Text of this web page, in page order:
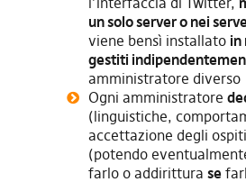
un solo server o nei
viene bensì installato in
gestiti
amministratore diverso
Ogni amministratore
(linguistiche,
accettazione degli
(potendo
farlo o addirittura se